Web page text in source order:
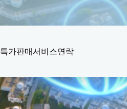
특가판매서비스연락